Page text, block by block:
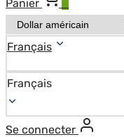
Panier
Français
Français
Se connecter